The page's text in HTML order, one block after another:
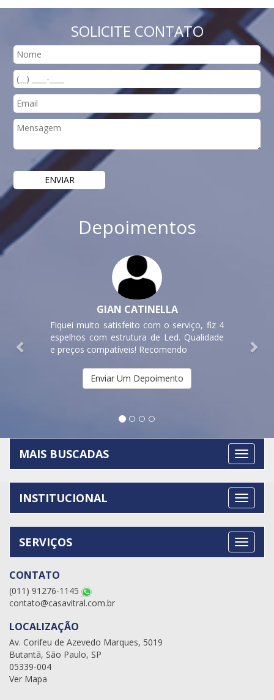
SOLICITE CONTATO
Depoimentos
GIAN CATINELLA
Fiquei muito satisfeito com o serviço, fiz 4
espelhos com estrutura de Led. Qualidade
e preços compatíveis! Recomendo
Enviar Um Depoimento
MAIS BUSCADAS
INSTITUCIONAL
SERVIÇOS
CONTATO
(011) 91276-1145
contato@casavitral.com.br
LOCALIZAÇÃO
Av. Corifeu de Azevedo Marques, 5019
Butantã, São Paulo, SP
05339-004
Ver Mapa